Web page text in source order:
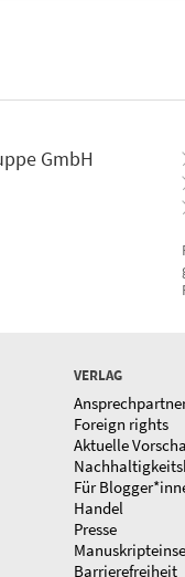
GmbH
VERLAG
Foreign rights
Aktuelle
Für
Handel
Presse
Barrierefreiheit